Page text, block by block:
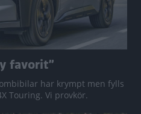
favorit”
har krympt men fylls
Touring. Vi provkör.